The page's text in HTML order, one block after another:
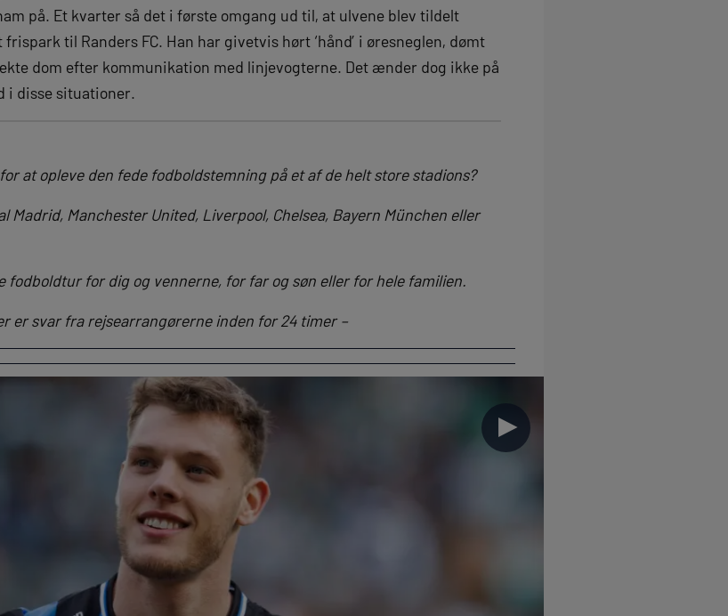
på. Et kvarter så det i første omgang ud til, at ulvene blev tildelt
til Randers FC. Han har givetvis hørt ‘hånd’ i øresneglen, dømt
dom efter kommunikation med linjevogterne. Det ænder dog ikke på
i disse situationer.
at opleve den fede fodboldstemning på et af de helt store stadions?
Madrid, Manchester United, Liverpool, Chelsea, Bayern München eller
fodboldtur for dig og vennerne, for far og søn eller for hele familien.
er svar fra rejsearrangørerne inden for 24 timer –
►